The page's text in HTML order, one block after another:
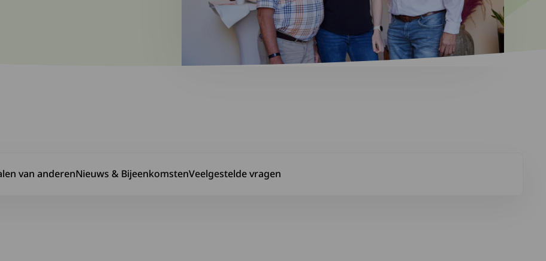
van anderen
Verhalen van anderen
Nieuws & Bijeenkomsten
Ga naar Nieuws & Bijeenkomsten
Veelgestelde vragen
Ga naar Veelgestelde vragen